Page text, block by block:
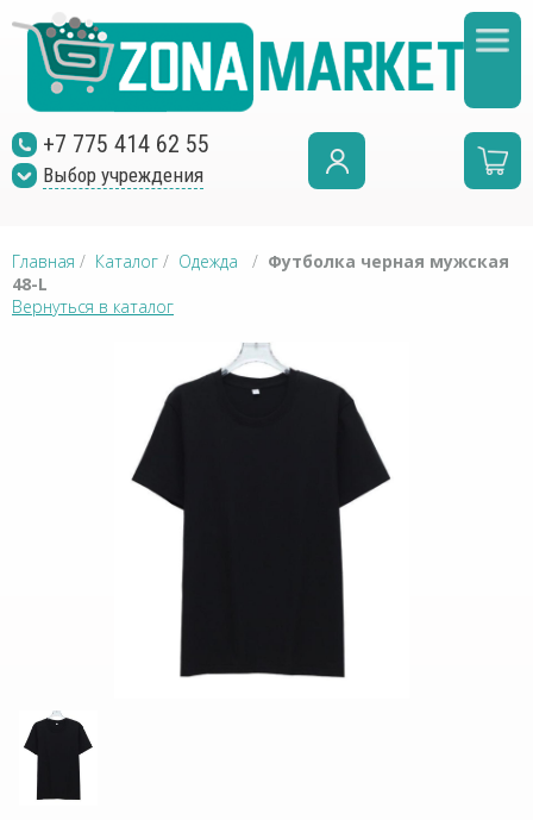
+7 775 414 62 55
Выбор учреждения
Главная / Каталог / Одежда / Футболка черная мужская
48-L
Вернуться в каталог